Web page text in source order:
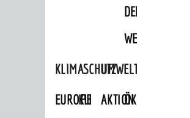
DER
KLIMASCHUTZ
EUROPEAN
KLIMASCHUTZ-
UMWELTSCHUTZ
AKTIONÖKOLOGISCHE